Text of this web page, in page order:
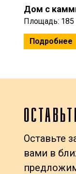
Дом с
Площадь: 185
Подробнее
Оставьте
вами в